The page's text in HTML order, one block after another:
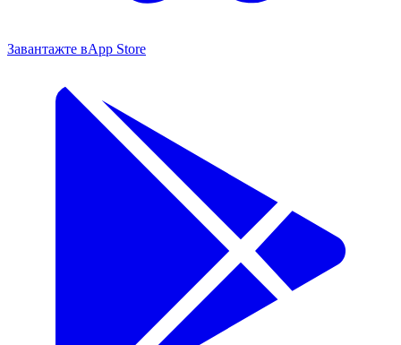
Завантажте вApp Store